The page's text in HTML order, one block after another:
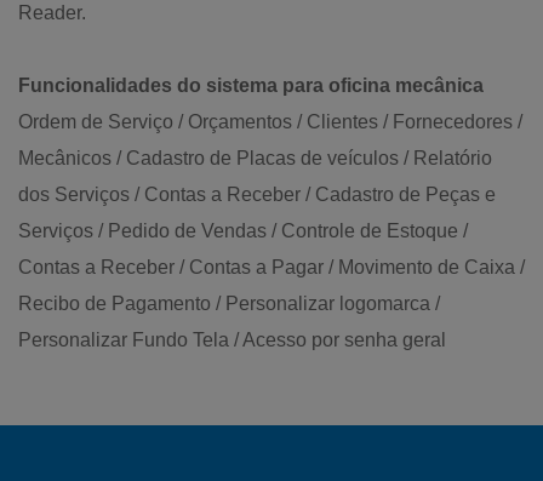
Reader.
Funcionalidades do sistema para oficina mecânica
Ordem de Serviço / Orçamentos / Clientes / Fornecedores /
Mecânicos / Cadastro de Placas de veículos / Relatório
dos Serviços / Contas a Receber / Cadastro de Peças e
Serviços / Pedido de Vendas / Controle de Estoque /
Contas a Receber / Contas a Pagar / Movimento de Caixa /
Recibo de Pagamento / Personalizar logomarca /
Personalizar Fundo Tela / Acesso por senha geral